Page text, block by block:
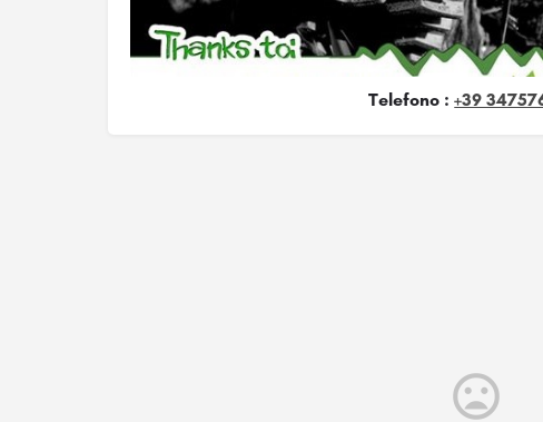
Telefono :+39